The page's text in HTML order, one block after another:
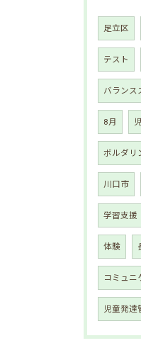
足立区
テスト
バランス
8月
ボルダリ
川口市
学習支援
体験
コミュニ
児童発達